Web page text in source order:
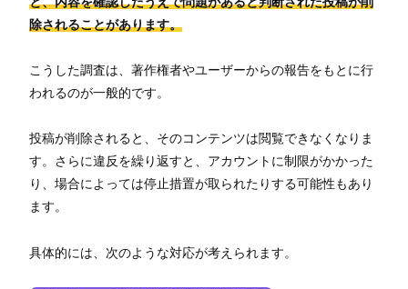
除されることがあります。
こうした調査は、著作権者やユーザーからの報告をもとに行
われるのが一般的です。
投稿が削除されると、そのコンテンツは閲覧できなくなりま
す。さらに違反を繰り返すと、アカウントに制限がかかった
り、場合によっては停止措置が取られたりする可能性もあり
ます。
具体的には、次のような対応が考えられます。